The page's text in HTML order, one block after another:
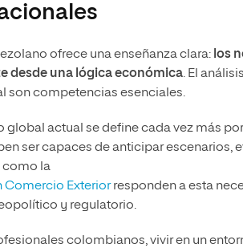
ofrece una enseñanza clara: los
desde una lógica económica. El
son competencias esenciales.
global actual se define cada vez más
ser capaces de anticipar
como la
Comercio Exteriorresponden a esta
y regulatorio.
colombianos, vivir en un